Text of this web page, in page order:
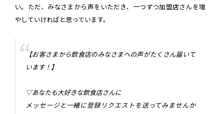
い。ただ、みなさまから声をいただき、一つずつ加盟店さんを増
やしていければと思っています。
【お客さまから飲食店のみなさまへの声がたくさん届いて
います！】
▽あなたも大好きな飲食店さんに
メッセージと一緒に登録リクエストを送ってみませんか